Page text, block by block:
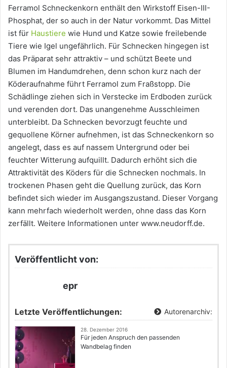
Ferramol Schneckenkorn enthält den Wirkstoff Eisen-III-
Phosphat, der so auch in der Natur vorkommt. Das Mittel
ist für Haustiere wie Hund und Katze sowie freilebende
Tiere wie Igel ungefährlich. Für Schnecken hingegen ist
das Präparat sehr attraktiv – und schützt Beete und
Blumen im Handumdrehen, denn schon kurz nach der
Köderaufnahme führt Ferramol zum Fraßstopp. Die
Schädlinge ziehen sich in Verstecke im Erdboden zurück
und verenden dort. Das unangenehme Ausschleimen
unterbleibt. Da Schnecken bevorzugt feuchte und
gequollene Körner aufnehmen, ist das Schneckenkorn so
angelegt, dass es auf nassem Untergrund oder bei
feuchter Witterung aufquillt. Dadurch erhöht sich die
Attraktivität des Köders für die Schnecken nochmals. In
trockenen Phasen geht die Quellung zurück, das Korn
befindet sich wieder im Ausgangszustand. Dieser Vorgang
kann mehrfach wiederholt werden, ohne dass das Korn
zerfällt. Weitere Informationen unter www.neudorff.de.
Veröffentlicht von:
epr
Letzte Veröffentlichungen: Autorenarchiv:
28. Dezember 2016
Für jeden Anspruch den passenden
Wandbelag finden